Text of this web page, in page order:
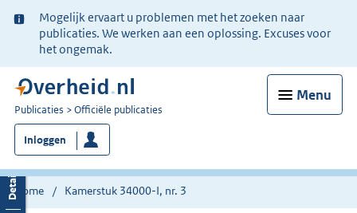
Ter
informatie:
Mogelijk ervaart u problemen met het zoeken naar
publicaties. We werken aan een oplossing. Excuses voor
het ongemak.
Menu
U
bent
nu
hier:
Publicaties Officiële publicaties
Inloggen
Home Kamerstuk 34000-I, nr. 3